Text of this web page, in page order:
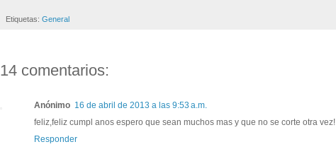
Etiquetas: General
14 comentarios:
Anónimo 16 de abril de 2013 a las 9:53 a.m.
feliz,feliz cumpl anos espero que sean muchos mas y que no se corte otra vez!
Responder